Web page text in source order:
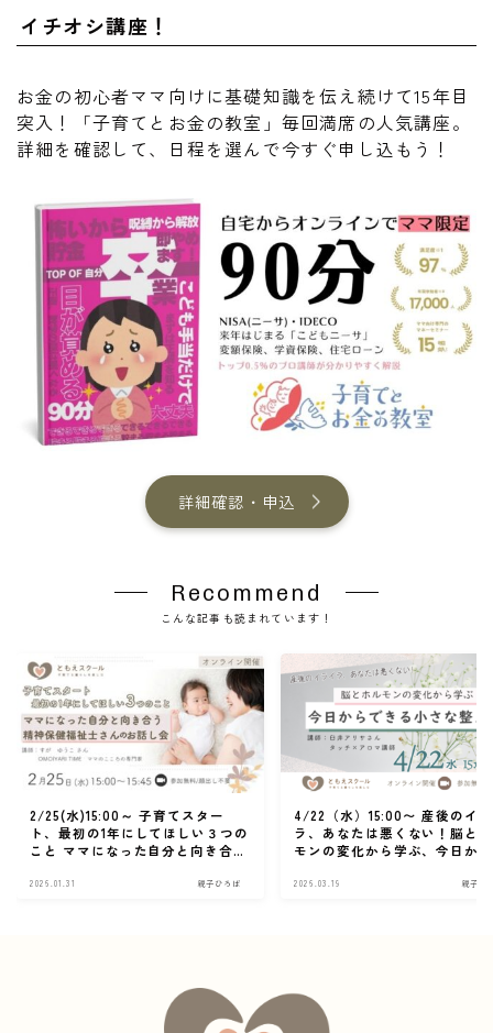
イチオシ講座！
お金の初心者ママ向けに基礎知識を伝え続けて15年目
突入！「子育てとお金の教室」毎回満席の人気講座。
詳細を確認して、日程を選んで今すぐ申し込もう！
詳細確認・申込
Recommend
こんな記事も読まれています！
2/25(水)15:00～ 子育てスター
ト、最初の1年にしてほしい３つの
こと ママになった自分と向き合
会
2026.01.31 親子ひろば
4/22（水）15:00〜 産後のイ
ラ、あなたは悪くない！脳と
モンの変化から学ぶ、今日か
2026.03.19 親子ひ